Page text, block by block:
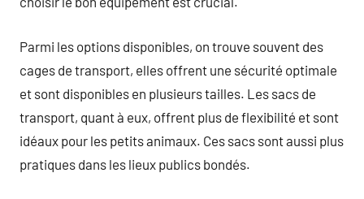
Parmi les options disponibles, on trouve souvent des
cages de transport, elles offrent une sécurité optimale
et sont disponibles en plusieurs tailles. Les sacs de
transport, quant à eux, offrent plus de flexibilité et sont
idéaux pour les petits animaux. Ces sacs sont aussi plus
pratiques dans les lieux publics bondés.